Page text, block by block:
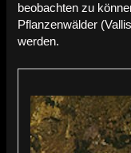
beobachten zu
Pflanzenwälder
werden.